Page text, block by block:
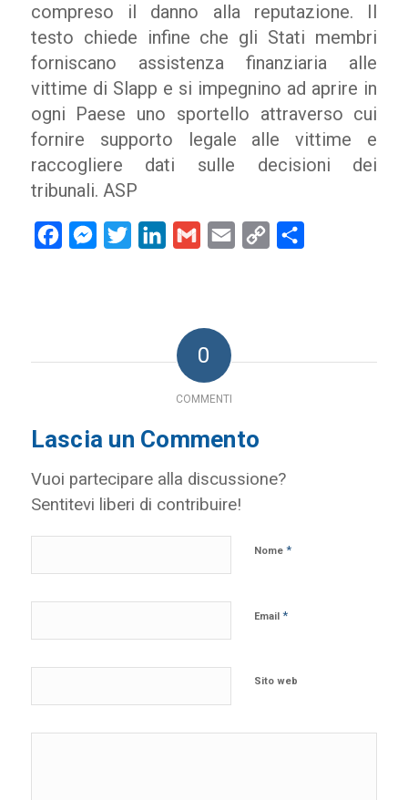
compreso il danno alla reputazione. Il
testo chiede infine che gli Stati membri
forniscano assistenza finanziaria alle
vittime di Slapp e si impegnino ad aprire in
ogni Paese uno sportello attraverso cui
fornire supporto legale alle vittime e
raccogliere dati sulle decisioni dei
tribunali. ASP
FacebookMessenger
Twitter LinkedInGmail Email
Copy
0
COMMENTI
Lascia un Commento
Vuoi partecipare alla discussione?
Sentitevi liberi di contribuire!
Nome *
Email *
Sito web